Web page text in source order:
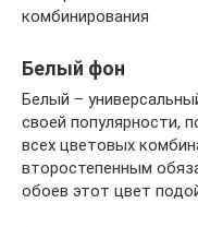
комбинирования
Белый фон
Белый –
своей популярности,
всех цветовых
второстепенным
обоев этот цвет